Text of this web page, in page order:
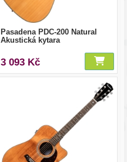
Pasadena PDC-200 Natural
Akustická kytara
3 093 Kč